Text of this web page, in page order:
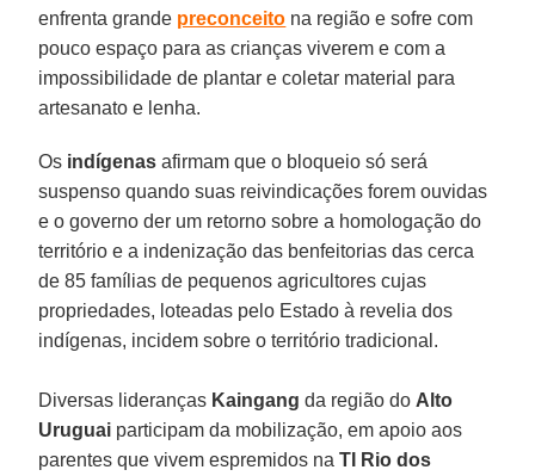
enfrenta grande preconceito na região e sofre com
pouco espaço para as crianças viverem e com a
impossibilidade de plantar e coletar material para
artesanato e lenha.
Os indígenas afirmam que o bloqueio só será
suspenso quando suas reivindicações forem ouvidas
e o governo der um retorno sobre a homologação do
território e a indenização das benfeitorias das cerca
de 85 famílias de pequenos agricultores cujas
propriedades, loteadas pelo Estado à revelia dos
indígenas, incidem sobre o território tradicional.
Diversas lideranças Kaingang da região do Alto
Uruguai participam da mobilização, em apoio aos
parentes que vivem espremidos naTI Rio dos